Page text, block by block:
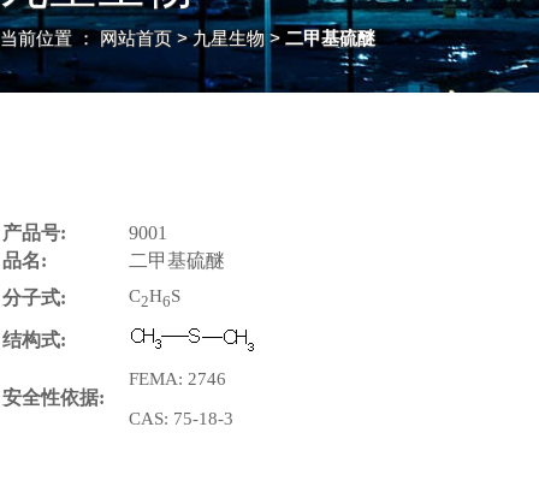
当前位置 ：网站首页 > 九星生物 > 二甲基硫醚
产品号:
9001
品名:
二甲基硫醚
分子式:
C2H6S
结构式:
安全性依据:
FEMA: 2746
CAS: 75-18-3